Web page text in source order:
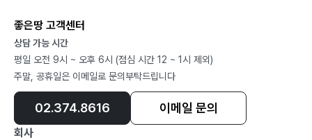
좋은땅 고객센터
상담 가능 시간
평일 오전 9시 ~ 오후 6시 (점심 시간 12 ~ 1시 제외)
주말, 공휴일은 이메일로 문의부탁드립니다
02.374.8616 이메일 문의
회사